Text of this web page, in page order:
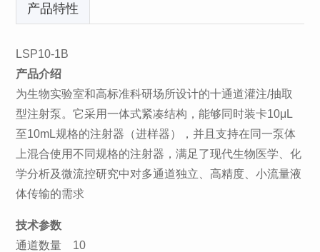
产品特性
LSP10-1B
产品介绍
为生物实验室和高标准科研场所设计的十通道灌注/抽取
型注射泵。它采用一体式紧凑结构，能够同时装卡10μL
至10mL规格的注射器（进样器），并且支持在同一泵体
上混合使用不同规格的注射器，满足了现代生物医学、化
学分析及微流控研究中对多通道独立、高精度、小流量液
体传输的需求
技术参数
通道数量 10